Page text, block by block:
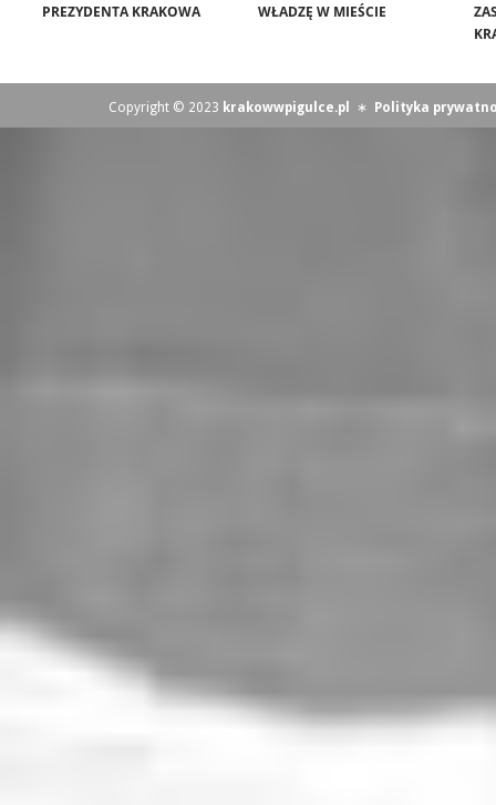
PREZYDENTA KRAKOWA
WŁADZĘ W MIEŚCIE
Copyright © 2023 krakowwpigulce.pl ∗ Polityka